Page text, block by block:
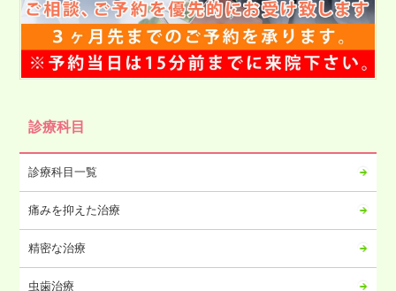
2025年03月
2025年02月
2025年01月
2024年09月
2024年08月
2024年07月
2024年06月
2024年05月
診療科目
診療科目一覧
痛みを抑えた治療
精密な治療
虫歯治療